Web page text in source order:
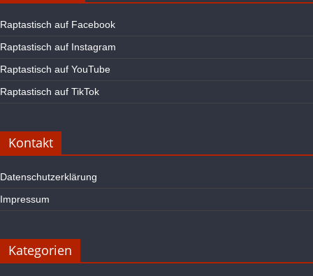
Raptastisch auf Facebook
Raptastisch auf Instagram
Raptastisch auf YouTube
Raptastisch auf TikTok
Kontakt
Datenschutzerklärung
Impressum
Kategorien